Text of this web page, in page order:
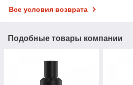
Все условия возврата
Подобные товары компании